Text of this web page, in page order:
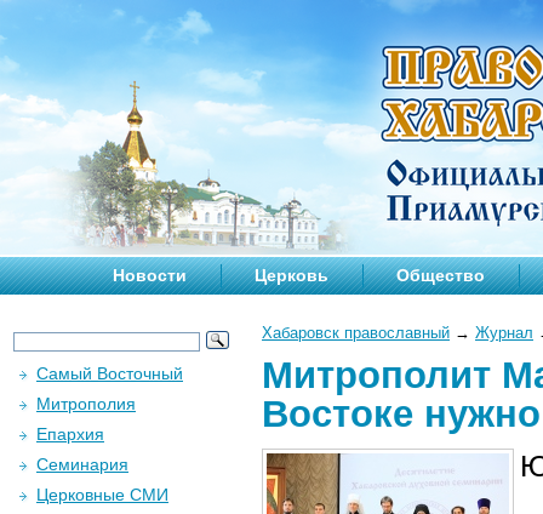
Новости Церковь Общество
Хабаровск православный → Журнал
Митрополит
Востоке
Самый Восточный
Митрополия
Епархия
Семинария
Церковные СМИ